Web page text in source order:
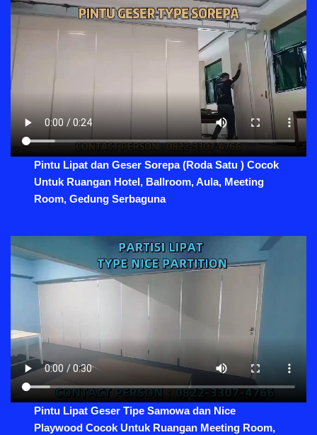
Pintu Lipat dan Geser Sorepa (Roda Satu ) Cocok
Untuk Ruangan Hotel, Ballroom, Aula, Meeting
Room, Gedung Serbaguna
Pintu Lipat Geser Tipe Samowa dan Nice
Playwood Cocok Untuk Ruangan Meeting Room,